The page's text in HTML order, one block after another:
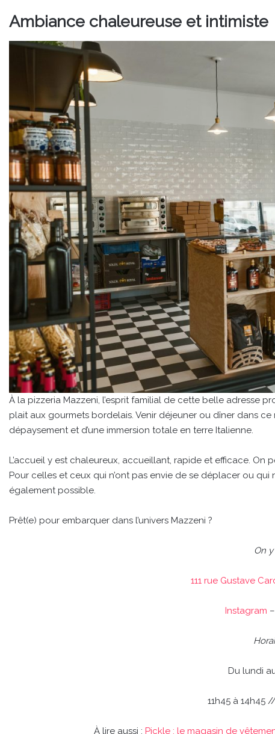
Ambiance chaleureuse et intimiste
À la pizzeria Mazzeni, l’esprit familial de cette belle adresse
plait aux gourmets bordelais. Venir déjeuner ou dîner dans ce
dépaysement et d’une immersion totale en terre Italienne.
L’accueil y est chaleureux, accueillant, rapide et efficace. On
Pour celles et ceux qui n’ont pas envie de se déplacer ou qui
également possible.
Prêt(e) pour embarquer dans l’univers Mazzeni ?
On y
111 rue Gustave
Instagram –
Du lundi
11h45 à 14h45
À lire aussi : Pickle : le magasin de